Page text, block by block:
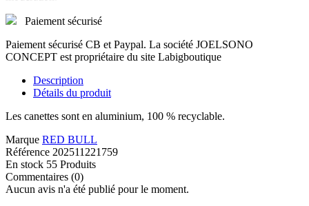
Paiement sécurisé
Paiement sécurisé CB et Paypal. La société JOELSONO
CONCEPT est propriétaire du site Labigboutique
Description
Détails du produit
Les canettes sont en aluminium, 100 % recyclable.
Marque RED BULL
Référence 202511221759
En stock 55 Produits
Commentaires (0)
Aucun avis n'a été publié pour le moment.